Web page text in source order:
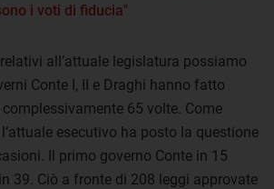
i voti di fiducia"
all’attuale legislatura possiamo
Conte I, II e Draghi hanno fatto
65 volte. Come
esecutivo ha posto la questione
Il primo governo Conte in 15
39. Ciò a fronte di 208 leggi approvate